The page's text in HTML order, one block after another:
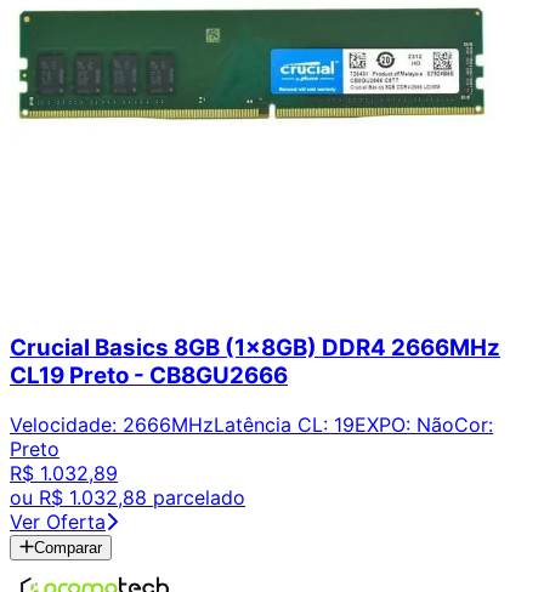
Crucial Basics 8GB (1x8GB) DDR4 2666MHz
CL19 Preto - CB8GU2666
Velocidade: 2666MHzLatência CL: 19EXPO: NãoCor:
Preto
R$ 1.032,89
ou R$ 1.032,88 parcelado
Ver Oferta
Comparar